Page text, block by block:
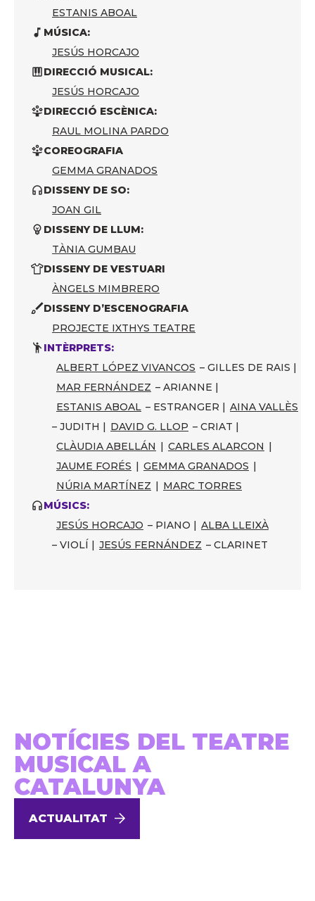
ESTANIS ABOAL
MÚSICA:
JESÚS HORCAJO
DIRECCIÓ MUSICAL:
JESÚS HORCAJO
DIRECCIÓ ESCÈNICA:
RAUL MOLINA PARDO
COREOGRAFIA
GEMMA GRANADOS
DISSENY DE SO:
JOAN GIL
DISSENY DE LLUM:
TÀNIA GUMBAU
DISSENY DE VESTUARI
ÀNGELS MIMBRERO
DISSENY D’ESCENOGRAFIA
PROJECTE IXTHYS TEATRE
INTÈRPRETS:
ALBERT LÓPEZ VIVANCOS – GILLES DE RAIS |
MAR FERNÁNDEZ – ARIANNE |
ESTANIS ABOAL – ESTRANGER | AINA VALLÈS
– JUDITH | DAVID G. LLOP – CRIAT |
CLÀUDIA ABELLÁN | CARLES ALARCON |
JAUME FORÉS | GEMMA GRANADOS |
NÚRIA MARTÍNEZ | MARC TORRES
MÚSICS:
JESÚS HORCAJO – PIANO | ALBA LLEIXÀ
– VIOLÍ | JESÚS FERNÁNDEZ – CLARINET
NOTÍCIES DEL TEATRE
MUSICAL A
CATALUNYA
ACTUALITAT